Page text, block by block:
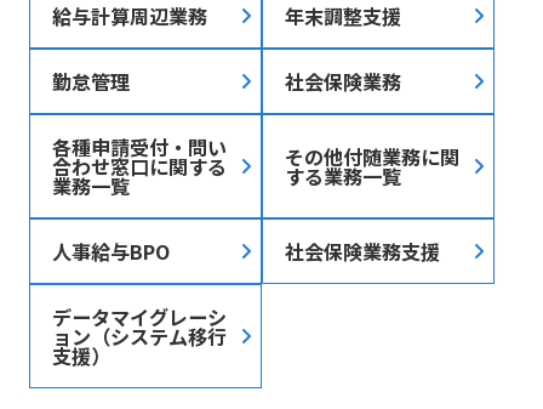
給与計算周辺業務 年末調整支援
勤怠管理 社会保険業務
各種申請受付・問い
合わせ窓口に関する
業務一覧
その他付随業務に関
する業務一覧
人事給与BPO 社会保険業務支援
データマイグレーシ
ョン（システム移行
支援）